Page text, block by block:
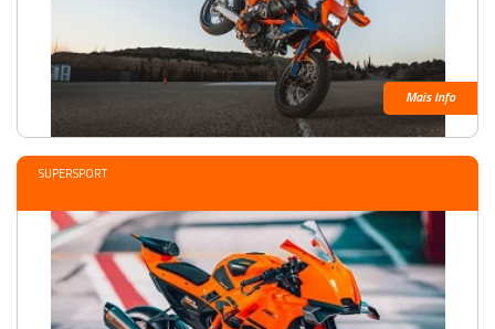
Mais Info
SUPERSPORT